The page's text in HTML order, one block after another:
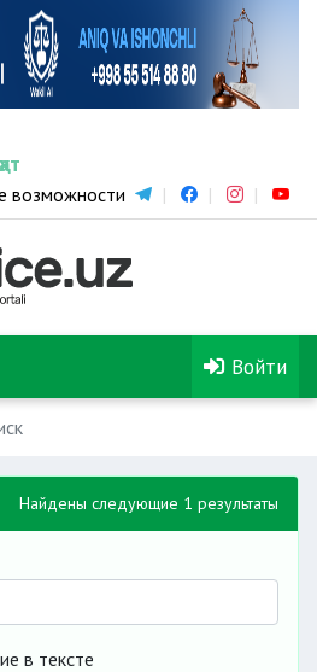
возможности
Войти
Найдены следующие 1 результаты
в тексте